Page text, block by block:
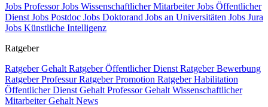
Jobs ProfessorJobs Wissenschaftlicher MitarbeiterJobs Öffentlicher
Dienst Jobs Postdoc Jobs Doktorand Jobs an Universitäten Jobs Jura
Jobs Künstliche Intelligenz
Ratgeber
Ratgeber Gehalt Ratgeber Öffentlicher Dienst Ratgeber Bewerbung
Ratgeber ProfessurRatgeber Promotion Ratgeber Habilitation
Öffentlicher Dienst Gehalt Professor Gehalt Wissenschaftlicher
Mitarbeiter Gehalt News